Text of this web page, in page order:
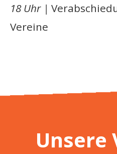
18 Uhr |
Vereine
Unsere